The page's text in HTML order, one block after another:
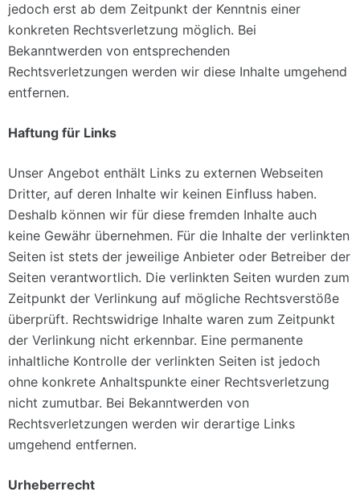
jedoch erst ab dem Zeitpunkt der Kenntnis einer
konkreten Rechtsverletzung möglich. Bei
Bekanntwerden von entsprechenden
Rechtsverletzungen werden wir diese Inhalte umgehend
entfernen.
Haftung für Links
Unser Angebot enthält Links zu externen Webseiten
Dritter, auf deren Inhalte wir keinen Einfluss haben.
Deshalb können wir für diese fremden Inhalte auch
keine Gewähr übernehmen. Für die Inhalte der verlinkten
Seiten ist stets der jeweilige Anbieter oder Betreiber der
Seiten verantwortlich. Die verlinkten Seiten wurden zum
Zeitpunkt der Verlinkung auf mögliche Rechtsverstöße
überprüft. Rechtswidrige Inhalte waren zum Zeitpunkt
der Verlinkung nicht erkennbar. Eine permanente
inhaltliche Kontrolle der verlinkten Seiten ist jedoch
ohne konkrete Anhaltspunkte einer Rechtsverletzung
nicht zumutbar. Bei Bekanntwerden von
Rechtsverletzungen werden wir derartige Links
umgehend entfernen.
Urheberrecht